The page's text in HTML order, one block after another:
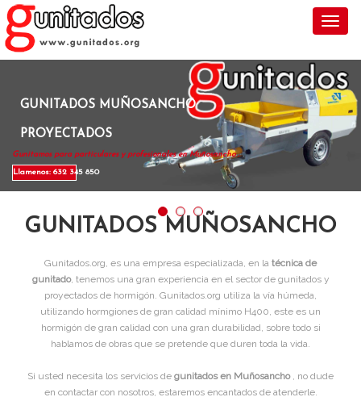
GUNITADOS MUÑOSANCHO
PROYECTADOS
Gunitamos para particulares y profesionales en Muñosancho .
Llamenos: 632 345 850
GUNITADOS MUÑOSANCHO
Gunitados.org, es una empresa especializada, en la técnica de
gunitado, tenemos una gran experiencia en el sector de gunitados y
proyectados de hormigón. Gunitados.org utiliza la vía húmeda,
utilizando hormgiones de gran calidad mínimo H400, este es un
hormigón de gran calidad con una gran durabilidad, sobre todo si
hablamos de obras que se pretende que duren toda la vida.
Si usted necesita los servicios de gunitados en Muñosancho , no dude
en contactar con nosotros, estaremos encantados de atenderle.